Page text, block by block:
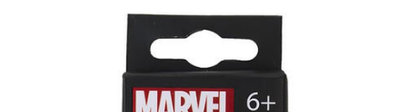
ตัวต่อและ LEGO
รถของเล่น, รถบรรทุกของเล่น, รถไฟของเล่น
และรีโมทบังคับ
LEGOเลโก้